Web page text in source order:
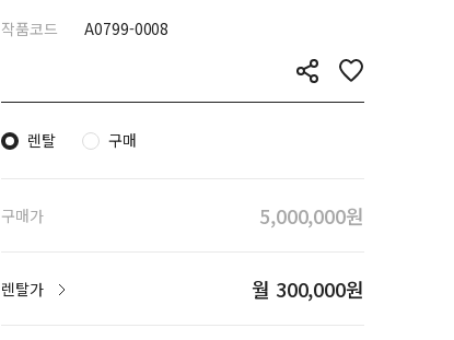
작품코드
A0799-0008
렌탈 구매
구매가 5,000,000원
렌탈가 월 300,000원